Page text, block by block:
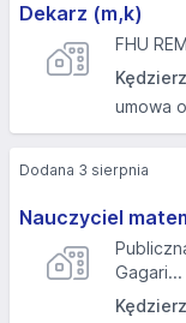
Dekarz (m,k)
FHU
umowa
Nauczyciel
Gagari...
Dodana 3 sierpnia